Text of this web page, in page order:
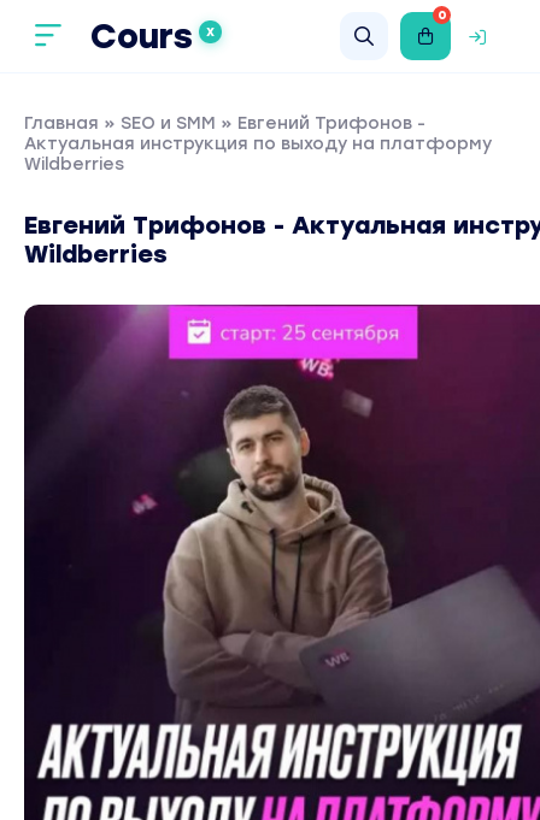
Cours X
0
Главная » SEO и SMM » Евгений Трифонов -
Актуальная инструкция по выходу на платформу
Wildberries
Евгений Трифонов - Актуальная
Wildberries